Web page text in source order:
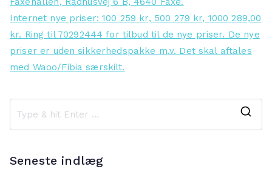
Internet nye priser: 100 259 kr, 500 279 kr, 1000 289,00
kr. Ring til 70292444 for tilbud til de nye priser. De nye
priser er uden sikkerhedspakke m.v. Det skal aftales
med Waoo/Fibia særskilt.
Seneste indlæg